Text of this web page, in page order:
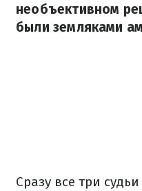
необъективном
были земляками
Сразу все три судьи